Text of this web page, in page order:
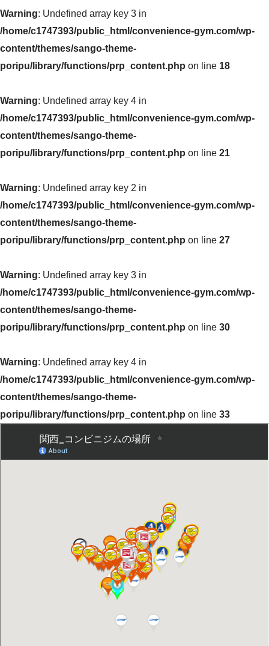
Warning: Undefined array key 3 in
/home/c1747393/public_html/convenience-gym.com/wp-
content/themes/sango-theme-
poripu/library/functions/prp_content.php on line 18
Warning: Undefined array key 4 in
/home/c1747393/public_html/convenience-gym.com/wp-
content/themes/sango-theme-
poripu/library/functions/prp_content.php on line 21
Warning: Undefined array key 2 in
/home/c1747393/public_html/convenience-gym.com/wp-
content/themes/sango-theme-
poripu/library/functions/prp_content.php on line 27
Warning: Undefined array key 3 in
/home/c1747393/public_html/convenience-gym.com/wp-
content/themes/sango-theme-
poripu/library/functions/prp_content.php on line 30
Warning: Undefined array key 4 in
/home/c1747393/public_html/convenience-gym.com/wp-
content/themes/sango-theme-
poripu/library/functions/prp_content.php on line 33